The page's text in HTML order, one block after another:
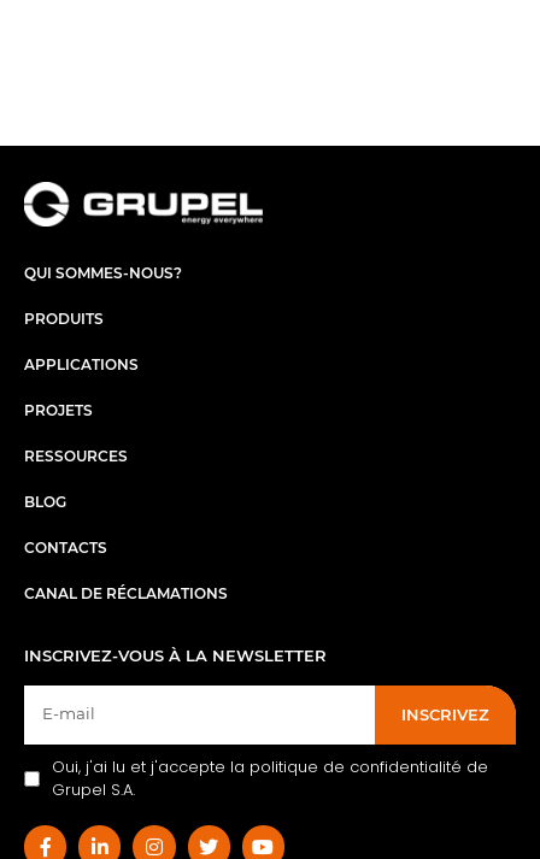
QUI SOMMES-NOUS?
PRODUITS
APPLICATIONS
PROJETS
RESSOURCES
BLOG
CONTACTS
CANAL DE RÉCLAMATIONS
INSCRIVEZ-VOUS À LA NEWSLETTER
INSCRIVEZ
Oui, j'ai lu et j'accepte la politique de confidentialité de
Grupel S.A.